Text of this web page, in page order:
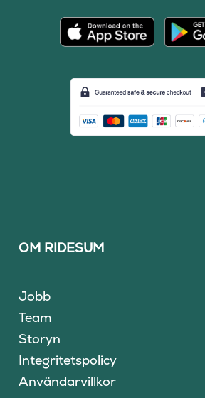
OM RIDESUM
Jobb
Team
Storyn
Integritetspolicy
Användarvillkor